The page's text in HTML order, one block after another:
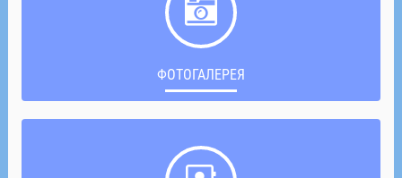
ФОТОГАЛЕРЕЯ